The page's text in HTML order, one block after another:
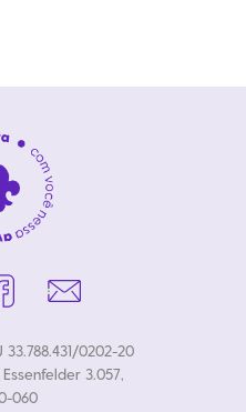
33.788.431/0202-20
3.057,
060